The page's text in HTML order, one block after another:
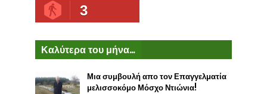
3
Καλύτερα του μήνα...
Μια συμβουλή απο τον Επαγγελματία
μελισσοκόμο Μόσχο Ντιώνια!